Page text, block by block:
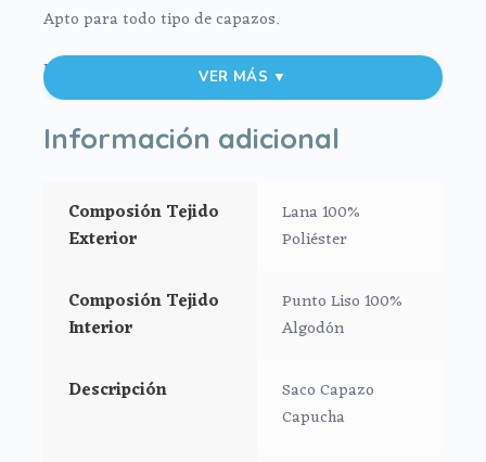
Apto para todo tipo de capazos.
Exterior en tejido lana.
Botones para cierre lateral
Medidas:
Ancho (cerrado) 43 cm.
VER MÁS ▼
Información adicional
Composión Tejido
Exterior
Lana 100%
Poliéster
Composión Tejido
Interior
Punto Liso 100%
Algodón
Descripción
Saco Capazo
Capucha